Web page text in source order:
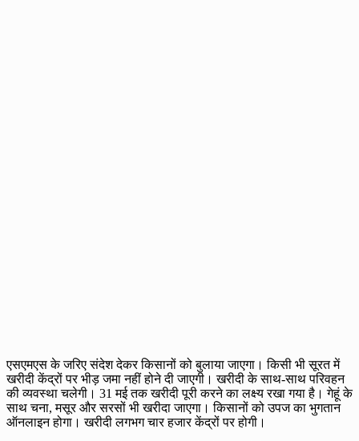
एसएमएस के जरिए संदेश देकर किसानों को बुलाया जाएगा। किसी भी सूरत में
खरीदी केंद्रों पर भीड़ जमा नहीं होने दी जाएगी। खरीदी के साथ-साथ परिवहन
की व्यवस्था चलेगी। 31 मई तक खरीदी पूरी करने का लक्ष्य रखा गया है। गेहूं के
साथ चना, मसूर और सरसों भी खरीदा जाएगा। किसानों को उपज का भुगतान
ऑनलाइन होगा। खरीदी लगभग चार हजार केंद्रों पर होगी।